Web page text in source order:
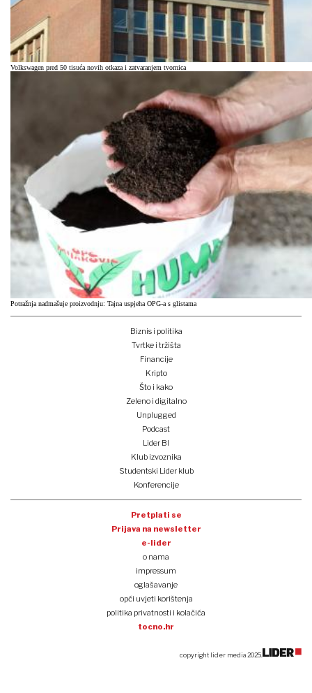
Volkswagen pred 50 tisuća novih otkaza i zatvaranjem tvornica
Potražnja nadmašuje proizvodnju: Tajna uspjeha OPG-a s glistama
Biznis i politika
Tvrtke i tržišta
Financije
Kripto
Što i kako
Zeleno i digitalno
Unplugged
Podcast
Lider BI
Klub izvoznika
Studentski Lider klub
Konferencije
Pretplati se
Prijava na newsletter
e-lider
o nama
impressum
oglašavanje
opći uvjeti korištenja
politika privatnosti i kolačića
tocno.hr
copyright lider media 2025.